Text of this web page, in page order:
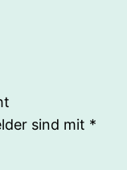
sind mit *